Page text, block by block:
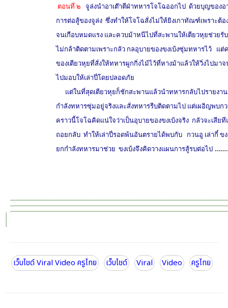
ตอนที่ ๒ จูล่งนำอาเต๊าตีฝ่าทหารโจโฉออกไป ด้วยบุญของอ
การต่อสู้ของจูล่ง ซึ่งทำให้โจโฉสั่งไม่ให้ยิงเกาทัณฑ์เพราะต้อ
จนเกือบหมดแรง และควบม้าหนีไปที่สะพานให้เตียวหุยช่วย
ไม่กล้าติดตามเพราะกลัว กลอุบายของขงเบ้งซุ่มทหารไว้ แต่ค
ของเตียวหุยที่สั่งให้ทหารผูกกิ่งไม้ไว้ที่หางม้าแล้วให้วิ่งไปมาจ
ไปมอบให้เล่าปี่โดยปลอดภัย
แต่ในที่สุดเตียวหุยก็ชักสะพานแล้วนำทหารกลับไปรายงานเ
กำลังทหารซุ่มอยู่จริงและสั่งทหารรีบติดตามไป แต่เผอิญพบกว
คราวนี้โจโฉคิดแน่ใจว่าเป็นอุบายของขงเบ้งจริง กลัวจะเสียที
ถอยกลับ ทำให้เล่าปี่รอดพ้นอันตรายได้พบกับ กวนอู เล่ากี๋ ขง
ยกกำลังทหารมาช่วย ขงเบ้งจึงคิดวางแผนการสู้รบต่อไป
เว็บไชด์ Viral Video ครูไทย เว็บไชด์ Viral Video ครูไทย